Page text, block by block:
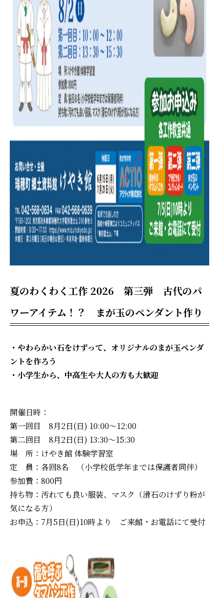
夏のわくわく工作 2026 第三弾 古代のパ
ワーアイテム！？ まが玉のペンダント作り
・やわらかい石をけずって、オリジナルのまが玉ペンダ
ントを作ろう
・小学生から、中高生や大人の方も大歓迎
開催日時：
第一回目 8月2日(日) 10:00～12:00
第二回目 8月2日(日) 13:30～15:30
場 所：けやき館 体験学習室
定 員：各回8名 （小学校低学年までは保護者同伴）
参加費：800円
持ち物：汚れても良い服装、マスク（滑石のけずり粉が
気になる方）
お申込：7月5日(日)10時より ご来館・お電話にて受付